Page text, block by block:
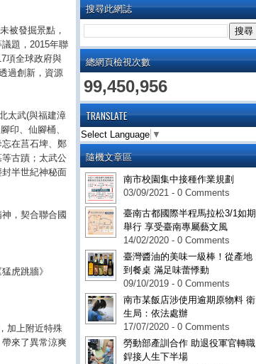
搜尋此網誌
總網頁檢視次數
99,450,956
TRANSLATE
Select Language ▼
隨機文章區
南市校園集中接種作業規劃
03/09/2021 - 0 Comments
臺南古都國際半程馬拉松3/1如期
舉行 享受臺南專屬藝文風
14/02/2020 - 0 Comments
臺灣醬油的美味一級棒！從產地
到餐桌 滿足味蕾悸動
09/10/2019 - 0 Comments
南市某飯店涉使用逾期原物料 衛
生局：依法處辦
17/07/2020 - 0 Comments
勞動部產訓合作 助退役軍官轉職
銲接人生下半場
被發掘景點，
題，2015年聯
項全球政府與
過創新，資源
太武(與福建漳
印、仙腳桶、
在莒石埤、鄭
古蹟；太武公
半世紀神秘面
，契合聯合國
虎跳牆》
加上附近特殊
來了異常涼爽